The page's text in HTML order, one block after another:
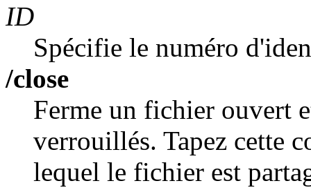
ID
Spécifie le numéro
/close
Ferme un fichier ouvert
verrouillés. Tapez cette
lequel le fichier est